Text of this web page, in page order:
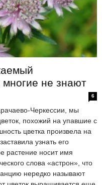
многие не знают
6
Черкессии, мы
похожий на упавшие с
цветка произвела на
узнать его
растение носит имя
слова «астрон», что
нередко называют